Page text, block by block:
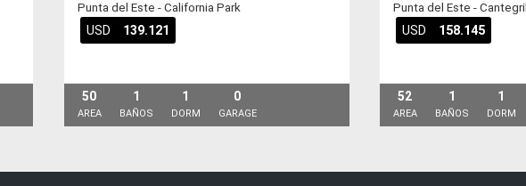
Punta del Este - California Park
USD 139.121
50
AREA
1
BAÑOS
1
DORM
0
GARAGE
Punta del Este - Cantegril
USD 158.145
52
AREA
1
BAÑOS
1
DORM